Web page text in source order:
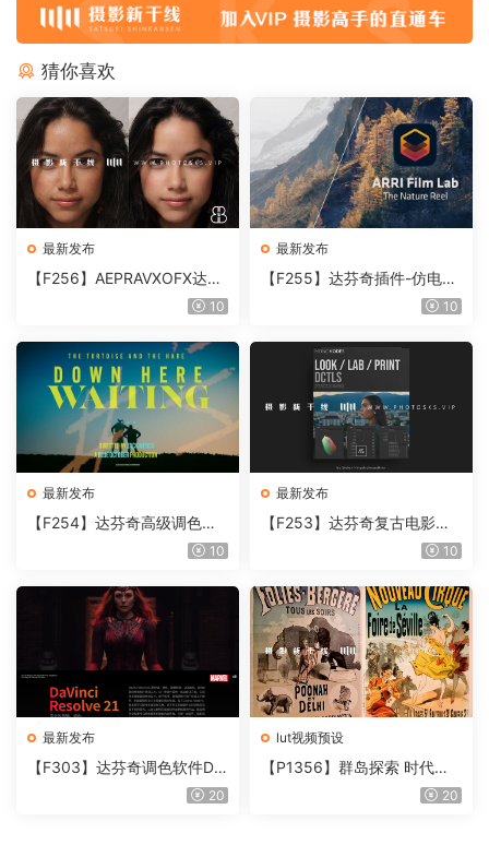
猜你喜欢
最新发布
【F256】AEPRAVXOFX达芬
奇视频人像磨皮润肤美颜插件
10
最新发布
【F255】达芬奇插件-仿电影
胶片视频调色插件 ARRI Film
10
最新发布
【F254】达芬奇高级调色插
件 Contour V2.2.2 WinMac10
最新发布
【F253】达芬奇复古电影胶
片质感DCTL节点调色预设 M
T V4.0
10
最新发布
【F303】达芬奇调色软件Da
Vinci Resolve Studio21.0.320
lut视频预设
【P1356】群岛探索 时代马
戏团 – QUEST 60 调色预设A
20